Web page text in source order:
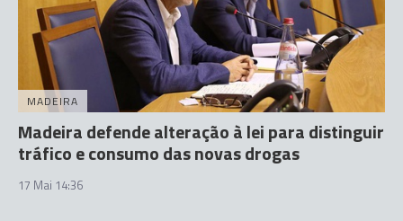
MADEIRA
Madeira defende alteração à lei para distinguir
tráfico e consumo das novas drogas
17 Mai 14:36